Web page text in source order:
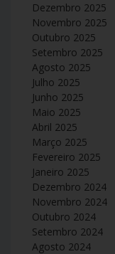
Dezembro 2025
Novembro 2025
Outubro 2025
Setembro 2025
Agosto 2025
Julho 2025
Junho 2025
Maio 2025
Abril 2025
Março 2025
Fevereiro 2025
Janeiro 2025
Dezembro 2024
Novembro 2024
Outubro 2024
Setembro 2024
Agosto 2024